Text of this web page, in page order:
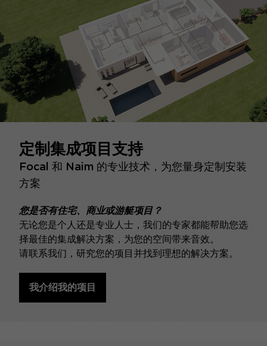
定制集成项目支持
Focal 和 Naim 的专业技术，为您量身定制安装
方案
您是否有住宅、商业或游艇项目？
无论您是个人还是专业人士，我们的专家都能帮助您选
择最佳的集成解决方案，为您的空间带来音效。
请联系我们，研究您的项目并找到理想的解决方案。
我介绍我的项目